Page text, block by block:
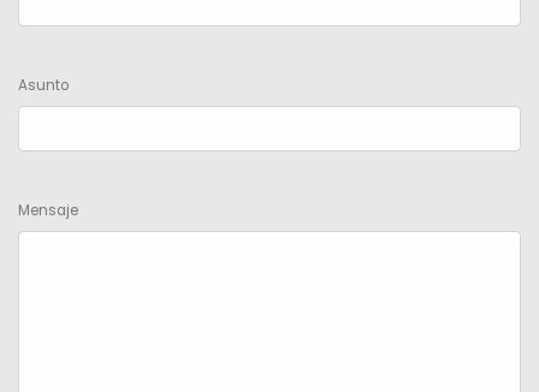
Asunto
Mensaje